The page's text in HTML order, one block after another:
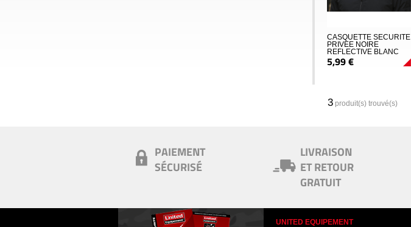
CASQUETTE SECURITE
PRIVEE NOIRE
REFLECTIVE BLANC
5,99€
3produit(s) trouvé(s)
PAIEMENT
SÉCURISÉ
LIVRAISON
ET RETOUR
GRATUIT
UNITED EQUIPEMENT